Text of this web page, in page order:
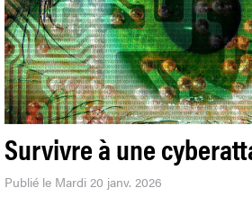
Survivre à une
Publié le Mardi 20 janv. 2026